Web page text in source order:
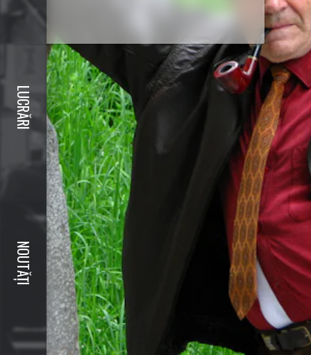
LUCRĂRI
NOUTĂȚI